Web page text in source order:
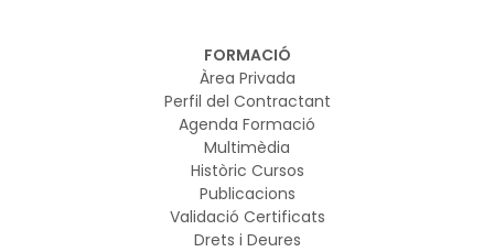
FORMACIÓ
Àrea Privada
Perfil del Contractant
Agenda Formació
Multimèdia
Històric Cursos
Publicacions
Validació Certificats
Drets i Deures